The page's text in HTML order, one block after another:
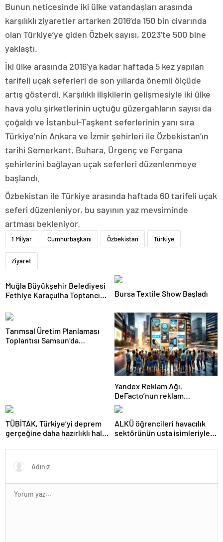
Bunun neticesinde iki ülke vatandaşları arasında
karşılıklı ziyaretler artarken 2016’da 150 bin civarında
olan Türkiye’ye giden Özbek sayısı, 2023’te 500 bine
yaklaştı.
İki ülke arasında 2016’ya kadar haftada 5 kez yapılan
tarifeli uçak seferleri de son yıllarda önemli ölçüde
artış gösterdi. Karşılıklı ilişkilerin gelişmesiyle iki ülke
hava yolu şirketlerinin uçtuğu güzergahların sayısı da
çoğaldı ve İstanbul-Taşkent seferlerinin yanı sıra
Türkiye’nin Ankara ve İzmir şehirleri ile Özbekistan’ın
tarihi Semerkant, Buhara, Ürgenç ve Fergana
şehirlerini bağlayan uçak seferleri düzenlenmeye
başlandı.
Özbekistan ile Türkiye arasında haftada 60 tarifeli uçak
seferi düzenleniyor, bu sayının yaz mevsiminde
artması bekleniyor.
1 Milyar Cumhurbaşkanı Özbekistan Türkiye
Ziyaret
Muğla Büyükşehir Belediyesi
Fethiye Karaçulha Toptancı
ve Üretim Tesisi Açtı
Bursa Textile Show Başladı
Tarımsal Üretim Planlaması
Toplantısı Samsun’da
Yandex Reklam Ağı,
DeFacto’nun reklam
başarısında kritik bir rol
oynadı
TÜBİTAK, Türkiye’yi deprem
gerçeğine daha hazırlıklı hale
ALKÜ öğrencileri havacılık
sektörünün usta isimleriyle